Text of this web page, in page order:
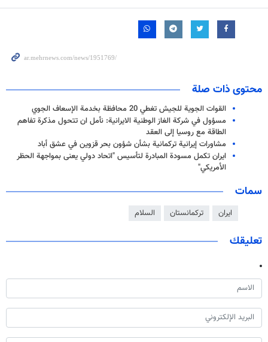
محتوى ذات صلة
القوات الجوية للجيش تغطي 20 محافظة بخدمة الإسعاف الجوي
مسؤول في شركة الغاز الوطنية الايرانية: نأمل ان تتحول مذكرة تفاهم
الطاقة مع روسيا إلى العقد
مشاورات إيرانية تركمانية بشأن شؤون بحر قزوين في عشق أباد
ايران تكمل مسودة المبادرة لتأسيس "اتحاد دولي يعنى بمواجهة الحظر
الأمريكي"
سمات
ايران تركمانستان السلام
تعليقك